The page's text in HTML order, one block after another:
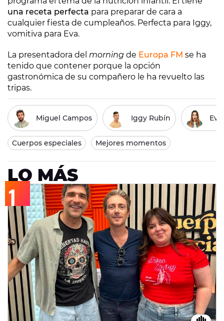
una receta perfecta para preparar de cara a
cualquier fiesta de cumpleaños. Perfecta para Iggy,
vomitiva para Eva.
La presentadora del morning de Europa FM se ha
tenido que contener porque la opción
gastronómica de su compañero le ha revuelto las
tripas.
Miguel Campos Iggy Rubín
Cuerpos especiales Mejores momentos
LO MÁS